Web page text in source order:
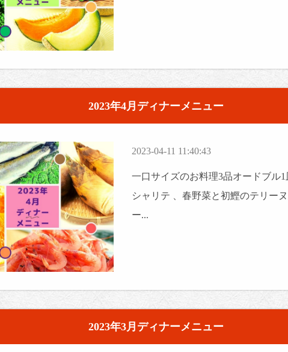
2023年4月ディナーメニュー
2023-04-11 11:40:43
一口サイズのお料理3品オードブル1
シャリテ 、春野菜と初鰹のテリー
ー...
2023年3月ディナーメニュー